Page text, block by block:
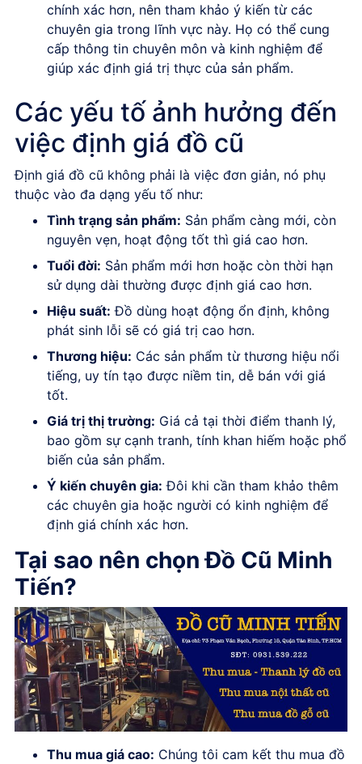
chính xác hơn, nên tham khảo ý kiến từ các
chuyên gia trong lĩnh vực này. Họ có thể cung
cấp thông tin chuyên môn và kinh nghiệm để
giúp xác định giá trị thực của sản phẩm.
Các yếu tố ảnh hưởng đến
việc định giá đồ cũ
Định giá đồ cũ không phải là việc đơn giản, nó phụ
thuộc vào đa dạng yếu tố như:
Tình trạng sản phẩm: Sản phẩm càng mới, còn
nguyên vẹn, hoạt động tốt thì giá cao hơn.
Tuổi đời: Sản phẩm mới hơn hoặc còn thời hạn
sử dụng dài thường được định giá cao hơn.
Hiệu suất: Đồ dùng hoạt động ổn định, không
phát sinh lỗi sẽ có giá trị cao hơn.
Thương hiệu: Các sản phẩm từ thương hiệu nổi
tiếng, uy tín tạo được niềm tin, dễ bán với giá
tốt.
Giá trị thị trường: Giá cả tại thời điểm thanh lý,
bao gồm sự cạnh tranh, tính khan hiếm hoặc phổ
biến của sản phẩm.
Ý kiến chuyên gia: Đôi khi cần tham khảo thêm
các chuyên gia hoặc người có kinh nghiệm để
định giá chính xác hơn.
Tại sao nên chọn Đồ Cũ Minh
Tiến?
Thu mua giá cao: Chúng tôi cam kết thu mua đồ